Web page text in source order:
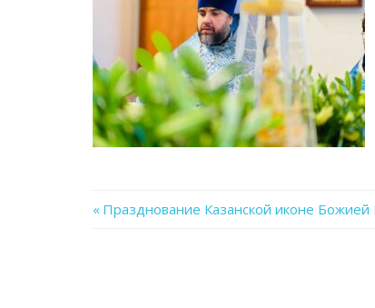
Previous
Празднование Казанской иконе